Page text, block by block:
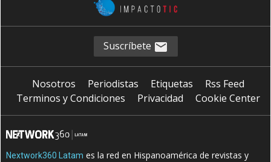
Suscríbete
Nosotros Periodistas Etiquetas
Rss Feed
Terminos y Condiciones
Privacidad Cookie Center
Nextwork360 Latam es la red en Hispanoamérica de revistas y